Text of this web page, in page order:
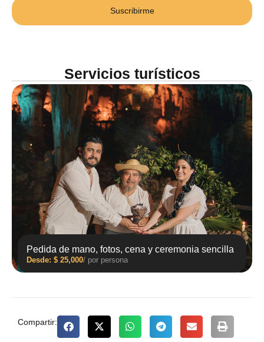
Suscribirme
Servicios turísticos
Pedida de mano, fotos, cena y ceremonia sencilla
Desde: $ 25,000/ por persona
Compartir: